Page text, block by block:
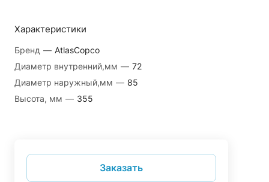
Характеристики
Бренд — AtlasCopco
Диаметр внутренний,мм — 72
Диаметр наружный,мм — 85
Высота, мм — 355
Заказать